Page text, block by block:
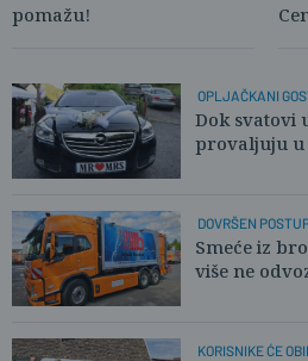
pomažu!
OPLJAČKANI
Dok svatovi
provaljuju u
DOVRŠEN
Smeće iz
više ne
KORISNIKE ĆE